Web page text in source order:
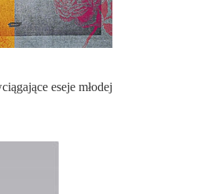
eseje młodej